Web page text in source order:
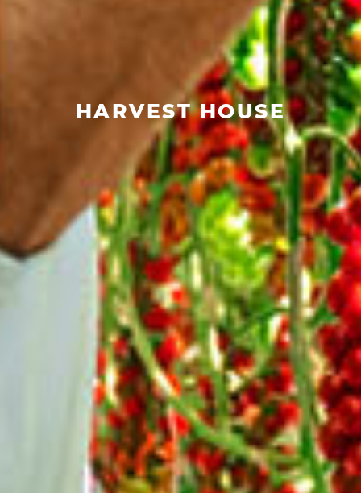
HARVEST HOUSE